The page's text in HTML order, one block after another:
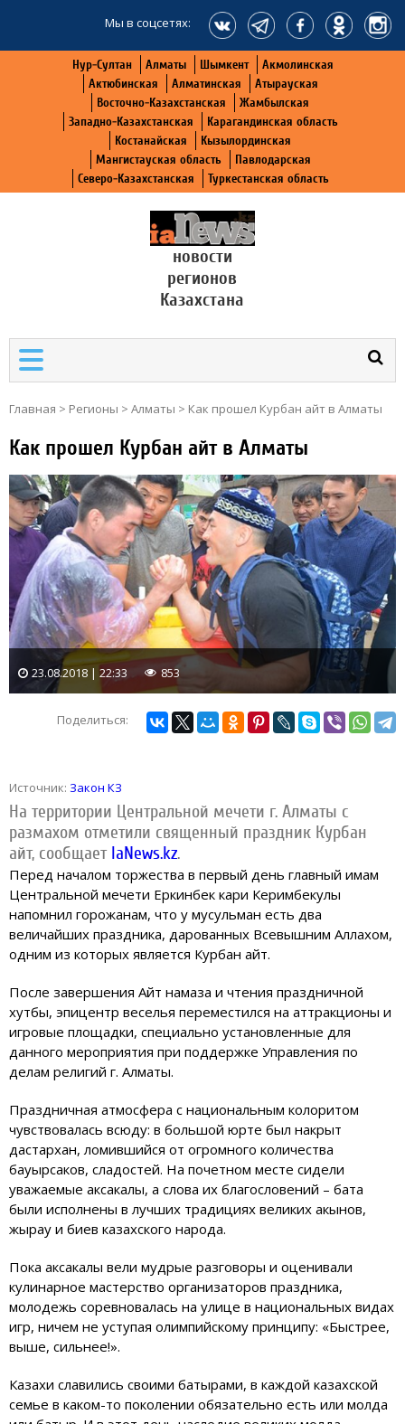
Мы в соцсетях:
Нур-Султан Алматы Шымкент
Акмолинская
Актюбинская
Алматинская
Атырауская
Восточно-Казахстанская
Жамбылская
Западно-Казахстанская
Карагандинская область
Костанайская
Кызылординская
Мангистауская область
Павлодарская
Северо-Казахстанская
Туркестанская область
новости
регионов
Казахстана
Главная > Регионы > Алматы > Как прошел Курбан айт в Алматы
Как прошел Курбан айт в Алматы
23.08.2018 | 22:33 853
Поделиться:
Источник: Закон КЗ
На территории Центральной мечети г. Алматы с
размахом отметили священный праздник Курбан
айт, сообщает IaNews.kz.
Перед началом торжества в первый день главный имам
Центральной мечети Еркинбек кари Керимбекулы
напомнил горожанам, что у мусульман есть два
величайших праздника, дарованных Всевышним Аллахом,
одним из которых является Курбан айт.
После завершения Айт намаза и чтения праздничной
хутбы, эпицентр веселья переместился на аттракционы и
игровые площадки, специально установленные для
данного мероприятия при поддержке Управления по
делам религий г. Алматы.
Праздничная атмосфера с национальным колоритом
чувствовалась всюду: в большой юрте был накрыт
дастархан, ломившийся от огромного количества
бауырсаков, сладостей. На почетном месте сидели
уважаемые аксакалы, а слова их благословений – бата
были исполнены в лучших традициях великих акынов,
жырау и биев казахского народа.
Пока аксакалы вели мудрые разговоры и оценивали
кулинарное мастерство организаторов праздника,
молодежь соревновалась на улице в национальных видах
игр, ничем не уступая олимпийскому принципу: «Быстрее,
выше, сильнее!».
Казахи славились своими батырами, в каждой казахской
семье в каком-то поколении обязательно есть или молда